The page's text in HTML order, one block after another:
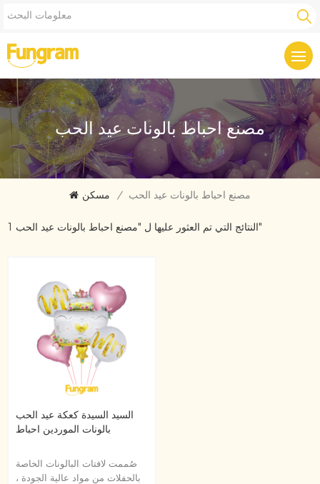
مصنع احباط بالونات عيد الحب
مسكن / مصنع احباط بالونات عيد الحب
1 النتائج التي تم العثور عليها ل "مصنع احباط بالونات عيد الحب"
السيد السيدة كعكة عيد الحب
بالونات الموردين احباط
صُممت لافتات البالونات الخاصة
بالحفلات من مواد عالية الجودة ،